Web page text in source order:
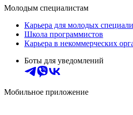
Молодым специалистам
Карьера для молодых
Школа программистов
Карьера в некоммерческих
Боты для уведомлений
Мобильное приложение